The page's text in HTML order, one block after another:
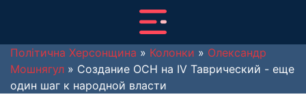
Політична Херсонщина » Колонки » Олександр
Мошнягул » Создание ОСН на IV Таврический - еще
один шаг к народной власти